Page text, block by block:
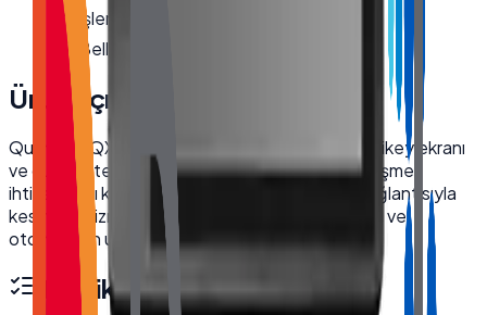
İşlemci
Bellek
Ürün Açıklaması
Quanmax QX-1560 endüstriyel kiosk, 15.6 inç dikey ekranı
ve güçlü Intel i5 işlemcisiyle işletmenizin dijitalleşme
ihtiyaçlarını karşılar. Dayanıklı yapısı ve Wi-Fi bağlantısıyla
kesintisiz hizmet sunar. Perakende, bilgi noktası ve
otomasyon uygulamaları için idealdir.
Teknik Özellikler